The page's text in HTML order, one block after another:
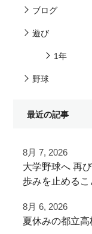
ブログ
遊び
1年
野球
最近の記事
8月 7, 2026
大学野球へ⁡ 再
歩みを止めるこ
⁡頑張って
8月 6, 2026
夏休みの都立高